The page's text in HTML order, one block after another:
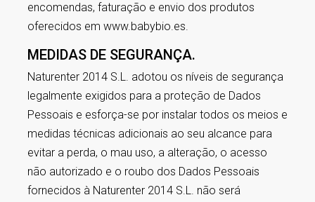
encomendas, faturação e envio dos produtos
oferecidos em www.babybio.es.
MEDIDAS DE SEGURANÇA.
Naturenter 2014 S.L. adotou os níveis de segurança
legalmente exigidos para a proteção de Dados
Pessoais e esforça-se por instalar todos os meios e
medidas técnicas adicionais ao seu alcance para
evitar a perda, o mau uso, a alteração, o acesso
não autorizado e o roubo dos Dados Pessoais
fornecidos à Naturenter 2014 S.L. não será